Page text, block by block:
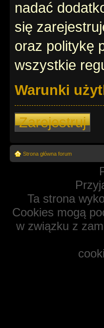
nadać
się
oraz politykę
wszystkie
Warunki
Zarejestruj
Strona główna forum
Ta strona
Cookies mogą
w związku z